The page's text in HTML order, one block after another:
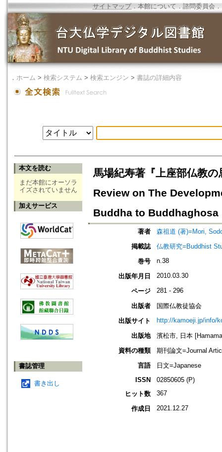
サイトマップ．本館について ． 諮問委員会 ．
． ホーム > 検索システム > 検索エンジン > 書誌の詳細内容
本文を読む
まだ本館にオーソラ
イズされていません
加えサービス
書誌管理
書き出し
馬場紀寿著『上座部仏教
Review on The
Buddha to Buddhaghosa
著者
森祖道 (著)=Mori,
掲載誌
仏教研究=Buddhist
巻号
n.38
出版年月日 2010.03.30
ページ 281 - 296
出版者
国際仏教徒協会
出版サイト
http://kamoeji.jp/info/
出版地
濱松市, 日本
資料の種類
期刊論文=Journal
言語
日文=Japanese
ISSN
02850605 (P)
ヒット数
367
作成日 2021.12.27